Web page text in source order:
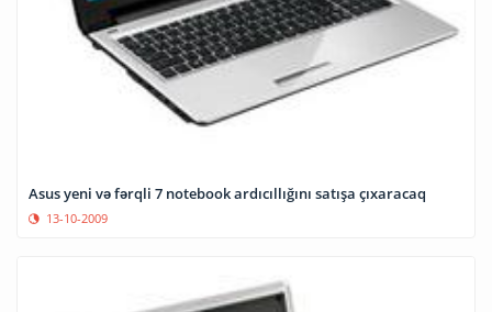
Asus yeni və fərqli 7 notebook ardıcıllığını satışa çıxaracaq
13-10-2009